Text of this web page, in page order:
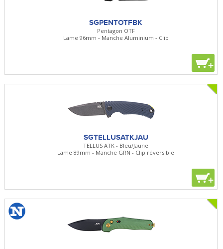
SGPENTOTFBK
Pentagon OTF
Lame 96mm - Manche Aluminium - Clip
+
SGTELLUSATKJAU
TELLUS ATK - Bleu/Jaune
Lame 89mm - Manche GRN - Clip réversible
+